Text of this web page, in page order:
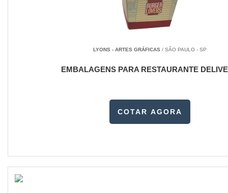
LYONS - ARTES GRÁFICAS/ SÃO PAULO - SP
EMBALAGENS PARA RESTAURANTE
COTAR AGORA